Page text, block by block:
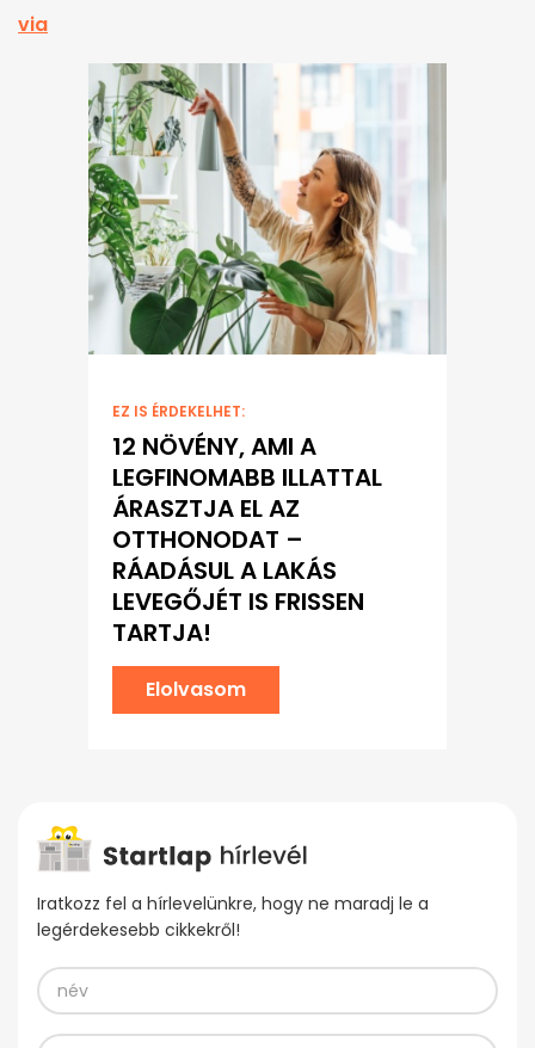
via
EZ IS ÉRDEKELHET:
12 NÖVÉNY, AMI A
LEGFINOMABB ILLATTAL
ÁRASZTJA EL AZ
OTTHONODAT –
RÁADÁSUL A LAKÁS
LEVEGŐJÉT IS FRISSEN
TARTJA!
Elolvasom
Iratkozz fel a hírlevelünkre, hogy ne maradj le a
legérdekesebb cikkekről!